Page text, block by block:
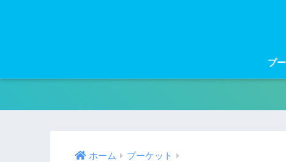
プ
ホーム プーケット